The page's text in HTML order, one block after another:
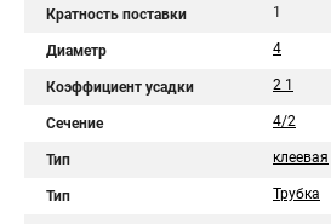
Кратность поставки 1
Диаметр 4
Коэффициент усадки 2 1
Сечение 4/2
Тип клеевая
Тип Трубка